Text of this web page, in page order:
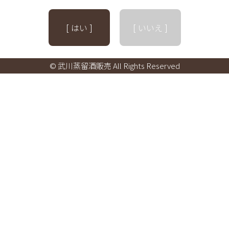
[ はい ] [ いいえ ]
© 武川蒸留酒販売 All Rights Reserved